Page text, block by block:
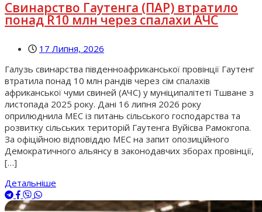
Свинарство Гаутенга (ПАР) втратило
понад R10 млн через спалахи АЧС
17 Липня, 2026
Галузь свинарства південноафриканської провінції Гаутенг
втратила понад 10 млн рандів через сім спалахів
африканської чуми свиней (АЧС) у муніципалітеті Тшване з
листопада 2025 року. Дані 16 липня 2026 року
оприлюднила MEC із питань сільського господарства та
розвитку сільських територій Гаутенга Вуйісва Рамокгопа.
За офіційною відповіддю MEC на запит опозиційного
Демократичного альянсу в законодавчих зборах провінції,
[…]
Детальніше